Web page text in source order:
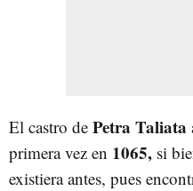
El castro de Petra Taliata
primera vez en 1065, si
existiera antes, pues